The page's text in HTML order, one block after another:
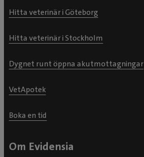
Hitta veterinär i Göteborg
Hitta veterinär i Stockholm
Dygnet runt öppna akutmottagningar
VetApotek
Boka en tid
Om Evidensia